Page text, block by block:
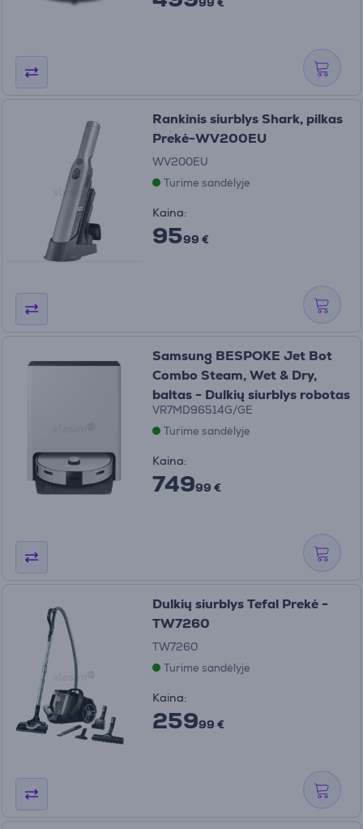
Rankinis siurblys Shark, pilkas
Prekė-WV200EU
WV200EU
Turime sandėlyje
Kaina:
9599 €
Samsung BESPOKE Jet Bot
Combo Steam, Wet & Dry,
baltas - Dulkių siurblys robotas
VR7MD96514G/GE
Turime sandėlyje
Kaina:
74999 €
Dulkių siurblys Tefal Prekė -
TW7260
TW7260
Turime sandėlyje
Kaina:
25999 €